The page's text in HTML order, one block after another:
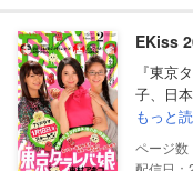
EKiss
『東京
子、日
もっと